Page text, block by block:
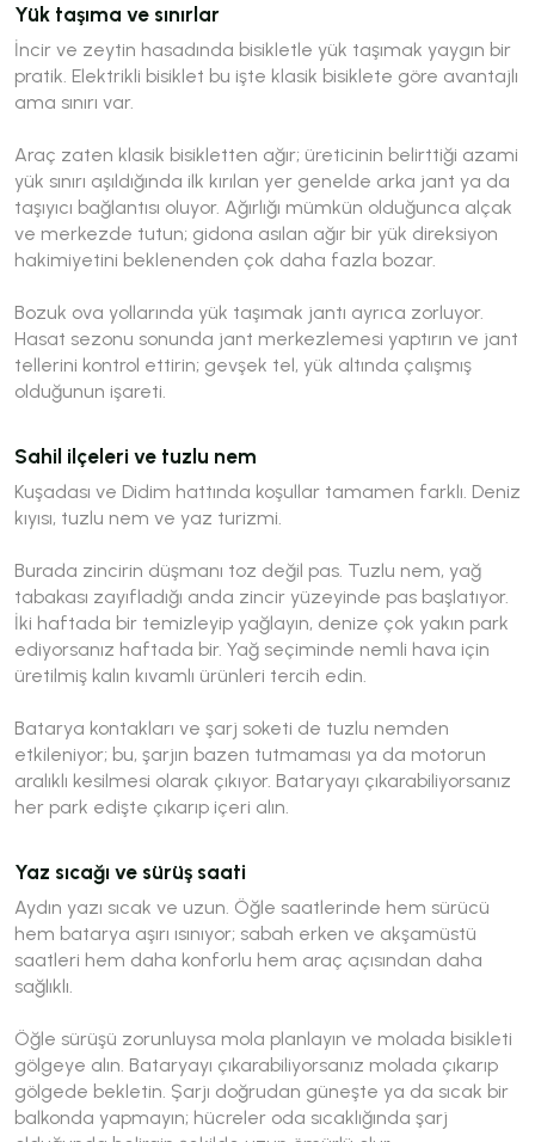
Yük taşıma ve sınırlar
İncir ve zeytin hasadında bisikletle yük taşımak yaygın bir
pratik. Elektrikli bisiklet bu işte klasik bisiklete göre avantajlı
ama sınırı var.
Araç zaten klasik bisikletten ağır; üreticinin belirttiği azami
yük sınırı aşıldığında ilk kırılan yer genelde arka jant ya da
taşıyıcı bağlantısı oluyor. Ağırlığı mümkün olduğunca alçak
ve merkezde tutun; gidona asılan ağır bir yük direksiyon
hakimiyetini beklenenden çok daha fazla bozar.
Bozuk ova yollarında yük taşımak jantı ayrıca zorluyor.
Hasat sezonu sonunda jant merkezlemesi yaptırın ve jant
tellerini kontrol ettirin; gevşek tel, yük altında çalışmış
olduğunun işareti.
Sahil ilçeleri ve tuzlu nem
Kuşadası ve Didim hattında koşullar tamamen farklı. Deniz
kıyısı, tuzlu nem ve yaz turizmi.
Burada zincirin düşmanı toz değil pas. Tuzlu nem, yağ
tabakası zayıfladığı anda zincir yüzeyinde pas başlatıyor.
İki haftada bir temizleyip yağlayın, denize çok yakın park
ediyorsanız haftada bir. Yağ seçiminde nemli hava için
üretilmiş kalın kıvamlı ürünleri tercih edin.
Batarya kontakları ve şarj soketi de tuzlu nemden
etkileniyor; bu, şarjın bazen tutmaması ya da motorun
aralıklı kesilmesi olarak çıkıyor. Bataryayı çıkarabiliyorsanız
her park edişte çıkarıp içeri alın.
Yaz sıcağı ve sürüş saati
Aydın yazı sıcak ve uzun. Öğle saatlerinde hem sürücü
hem batarya aşırı ısınıyor; sabah erken ve akşamüstü
saatleri hem daha konforlu hem araç açısından daha
sağlıklı.
Öğle sürüşü zorunluysa mola planlayın ve molada bisikleti
gölgeye alın. Bataryayı çıkarabiliyorsanız molada çıkarıp
gölgede bekletin. Şarjı doğrudan güneşte ya da sıcak bir
balkonda yapmayın; hücreler oda sıcaklığında şarj